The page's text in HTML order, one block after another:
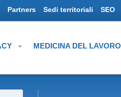
Partners Sedi territoriali SEO
MEDICINA DEL LAVORO